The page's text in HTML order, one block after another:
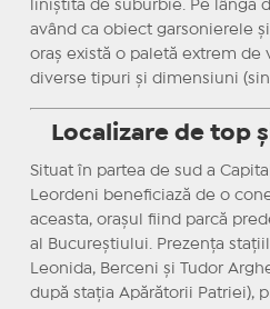
liniștită de suburbie. Pe lângă
având ca obiect garsonierele
oraș există o paletă extrem de
diverse tipuri și dimensiuni
Localizare de top
Situat în partea de sud a
Leordeni beneficiază de o
aceasta, orașul fiind parcă
al Bucureștiului. Prezența
Leonida, Berceni și Tudor
după stația Apărătorii Patriei),